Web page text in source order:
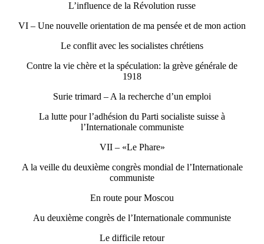
L’influence de la Révolution russe
VI – Une nouvelle orientation de ma pensée et de mon action
Le conflit avec les socialistes chrétiens
Contre la vie chère et la spéculation: la grève générale de
1918
Surie trimard – A la recherche d’un emploi
La lutte pour l’adhésion du Parti socialiste suisse à
l’Internationale communiste
VII – «Le Phare»
A la veille du deuxième congrès mondial de l’Internationale
communiste
En route pour Moscou
Au deuxième congrès de l’Internationale communiste
Le difficile retour